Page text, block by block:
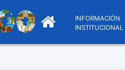
INFORMACIÓN
INSTITUCIONAL